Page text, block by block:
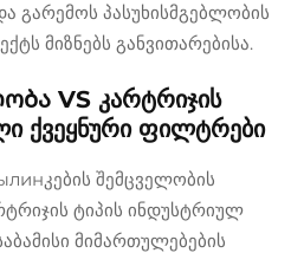
გარემოს პასუხისმგებლობის
მიზნებს განვითარებისა.
VS კარტრიჯის
ქვეყნური ფილტრები
შემცველობის
ტიპის ინდუსტრიულ
მიმართულებების